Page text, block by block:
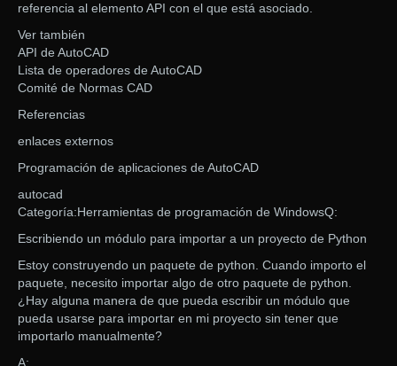
referencia al elemento API con el que está asociado.
Ver también
API de AutoCAD
Lista de operadores de AutoCAD
Comité de Normas CAD
Referencias
enlaces externos
Programación de aplicaciones de AutoCAD
autocad
Categoría:Herramientas de programación de WindowsQ:
Escribiendo un módulo para importar a un proyecto de Python
Estoy construyendo un paquete de python. Cuando importo el
paquete, necesito importar algo de otro paquete de python.
¿Hay alguna manera de que pueda escribir un módulo que
pueda usarse para importar en mi proyecto sin tener que
importarlo manualmente?
A: